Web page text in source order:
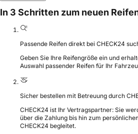
In 3 Schritten zum neuen
Passende Reifen direkt bei CHECK24
Geben Sie Ihre Reifengröße ein und
Auswahl passender Reifen für Ihr
Sicher bestellen mit Betreuung durch
CHECK24 ist Ihr Vertragspartner: Sie
über die Zahlung bis hin zum
CHECK24 begleitet.